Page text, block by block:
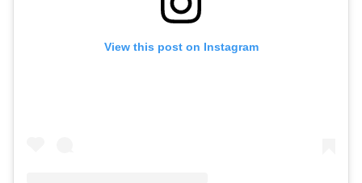
View this post on Instagram